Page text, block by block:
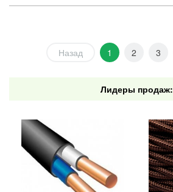
Назад 1 2 3
Лидеры продаж: